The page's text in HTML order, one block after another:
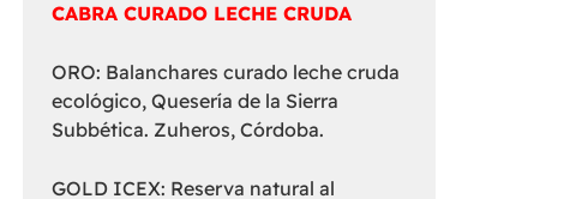
CABRA CURADO LECHE CRUDA
ORO: Balanchares curado leche cruda
ecológico, Quesería de la Sierra
Subbética. Zuheros, Córdoba.
GOLD ICEX: Reserva natural al